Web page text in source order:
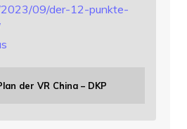
09/der-12-punkte-
der VR China – DKP